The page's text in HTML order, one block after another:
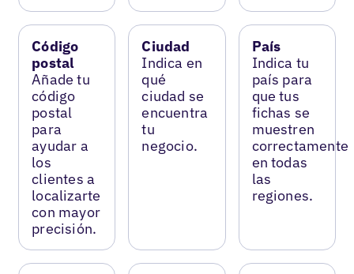
Código
postal
Añade tu
código
postal
para
ayudar a
los
clientes a
localizarte
con mayor
precisión.
Ciudad
Indica en
qué
ciudad se
encuentra
tu
negocio.
País
Indica tu
país para
que tus
fichas se
muestren
correctamente
en todas
las
regiones.